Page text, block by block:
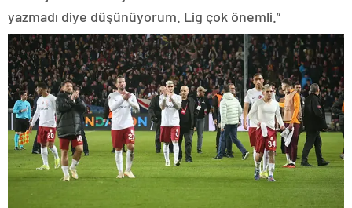
yazmadı diye düşünüyorum. Lig çok önemli.”